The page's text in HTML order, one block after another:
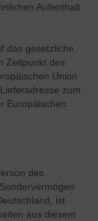
Aufenthalt
das gesetzliche
Zeitpunkt des
Union
zum
Europäischen
des
ist
aus diesem